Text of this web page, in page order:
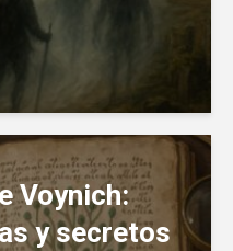
Voynich:
y secretos